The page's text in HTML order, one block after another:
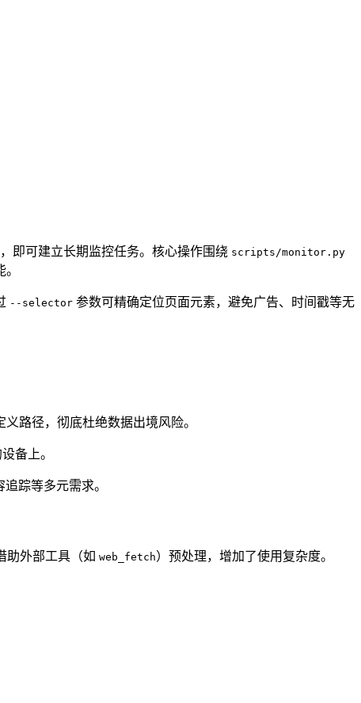
即可建立长期监控任务。核心操作围绕 scripts/monitor.py
--selector 参数可精确定位页面元素，避免广告、时间戳等无
路径，彻底杜绝数据出境风险。
备上。
踪等多元需求。
助外部工具（如 web_fetch）预处理，增加了使用复杂度。